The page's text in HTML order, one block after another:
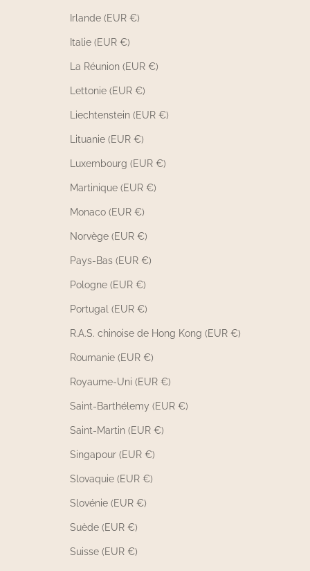
Irlande (EUR €)
Italie (EUR €)
La Réunion (EUR €)
Lettonie (EUR €)
Liechtenstein (EUR €)
Lituanie (EUR €)
Luxembourg (EUR €)
Martinique (EUR €)
Monaco (EUR €)
Norvège (EUR €)
Pays-Bas (EUR €)
Pologne (EUR €)
Portugal (EUR €)
R.A.S. chinoise de Hong Kong (EUR €)
Roumanie (EUR €)
Royaume-Uni (EUR €)
Saint-Barthélemy (EUR €)
Saint-Martin (EUR €)
Singapour (EUR €)
Slovaquie (EUR €)
Slovénie (EUR €)
Suède (EUR €)
Suisse (EUR €)